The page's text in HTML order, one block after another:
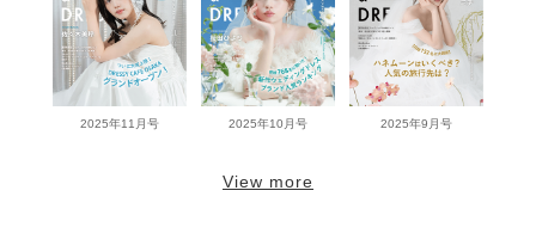
2025年11月号 2025年10月号 2025年9月号
View more